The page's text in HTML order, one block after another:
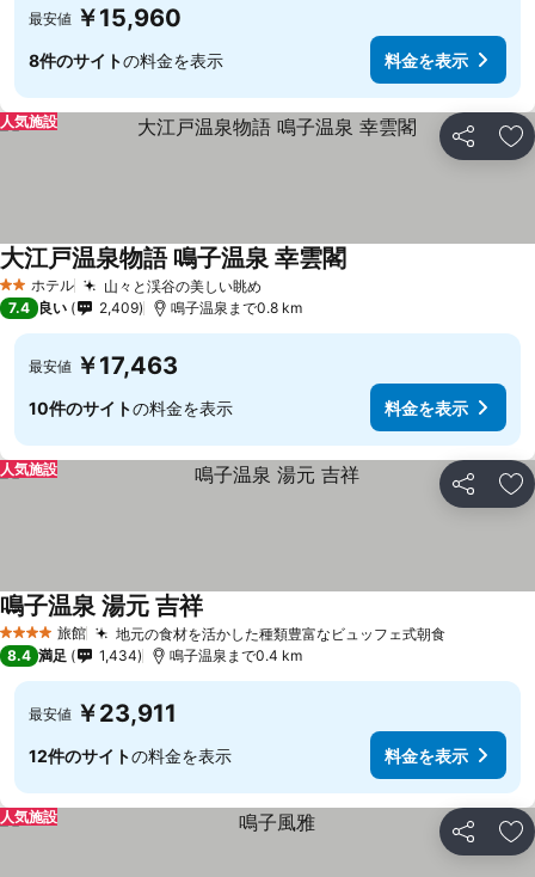
最安値 ￥15,960
8件のサイトの料金を表示 料金を表示
シェア お
人気施設
2 ホテルのランク
ホテル 山々と渓谷の美しい眺め
大江戸温泉物語 鳴子温泉 幸雲閣
7.4 良い 2,409 鳴子温泉まで0.8 km
最安値 ￥17,463
10件のサイトの料金を表示 料金を表示
シェア お
人気施設
4 ホテルのランク
旅館 地元の食材を活かした種類豊富なビュッフェ式朝食
鳴子温泉 湯元 吉祥
8.4 満足 1,434 鳴子温泉まで0.4 km
最安値 ￥23,911
12件のサイトの料金を表示 料金を表示
シェア お
人気施設